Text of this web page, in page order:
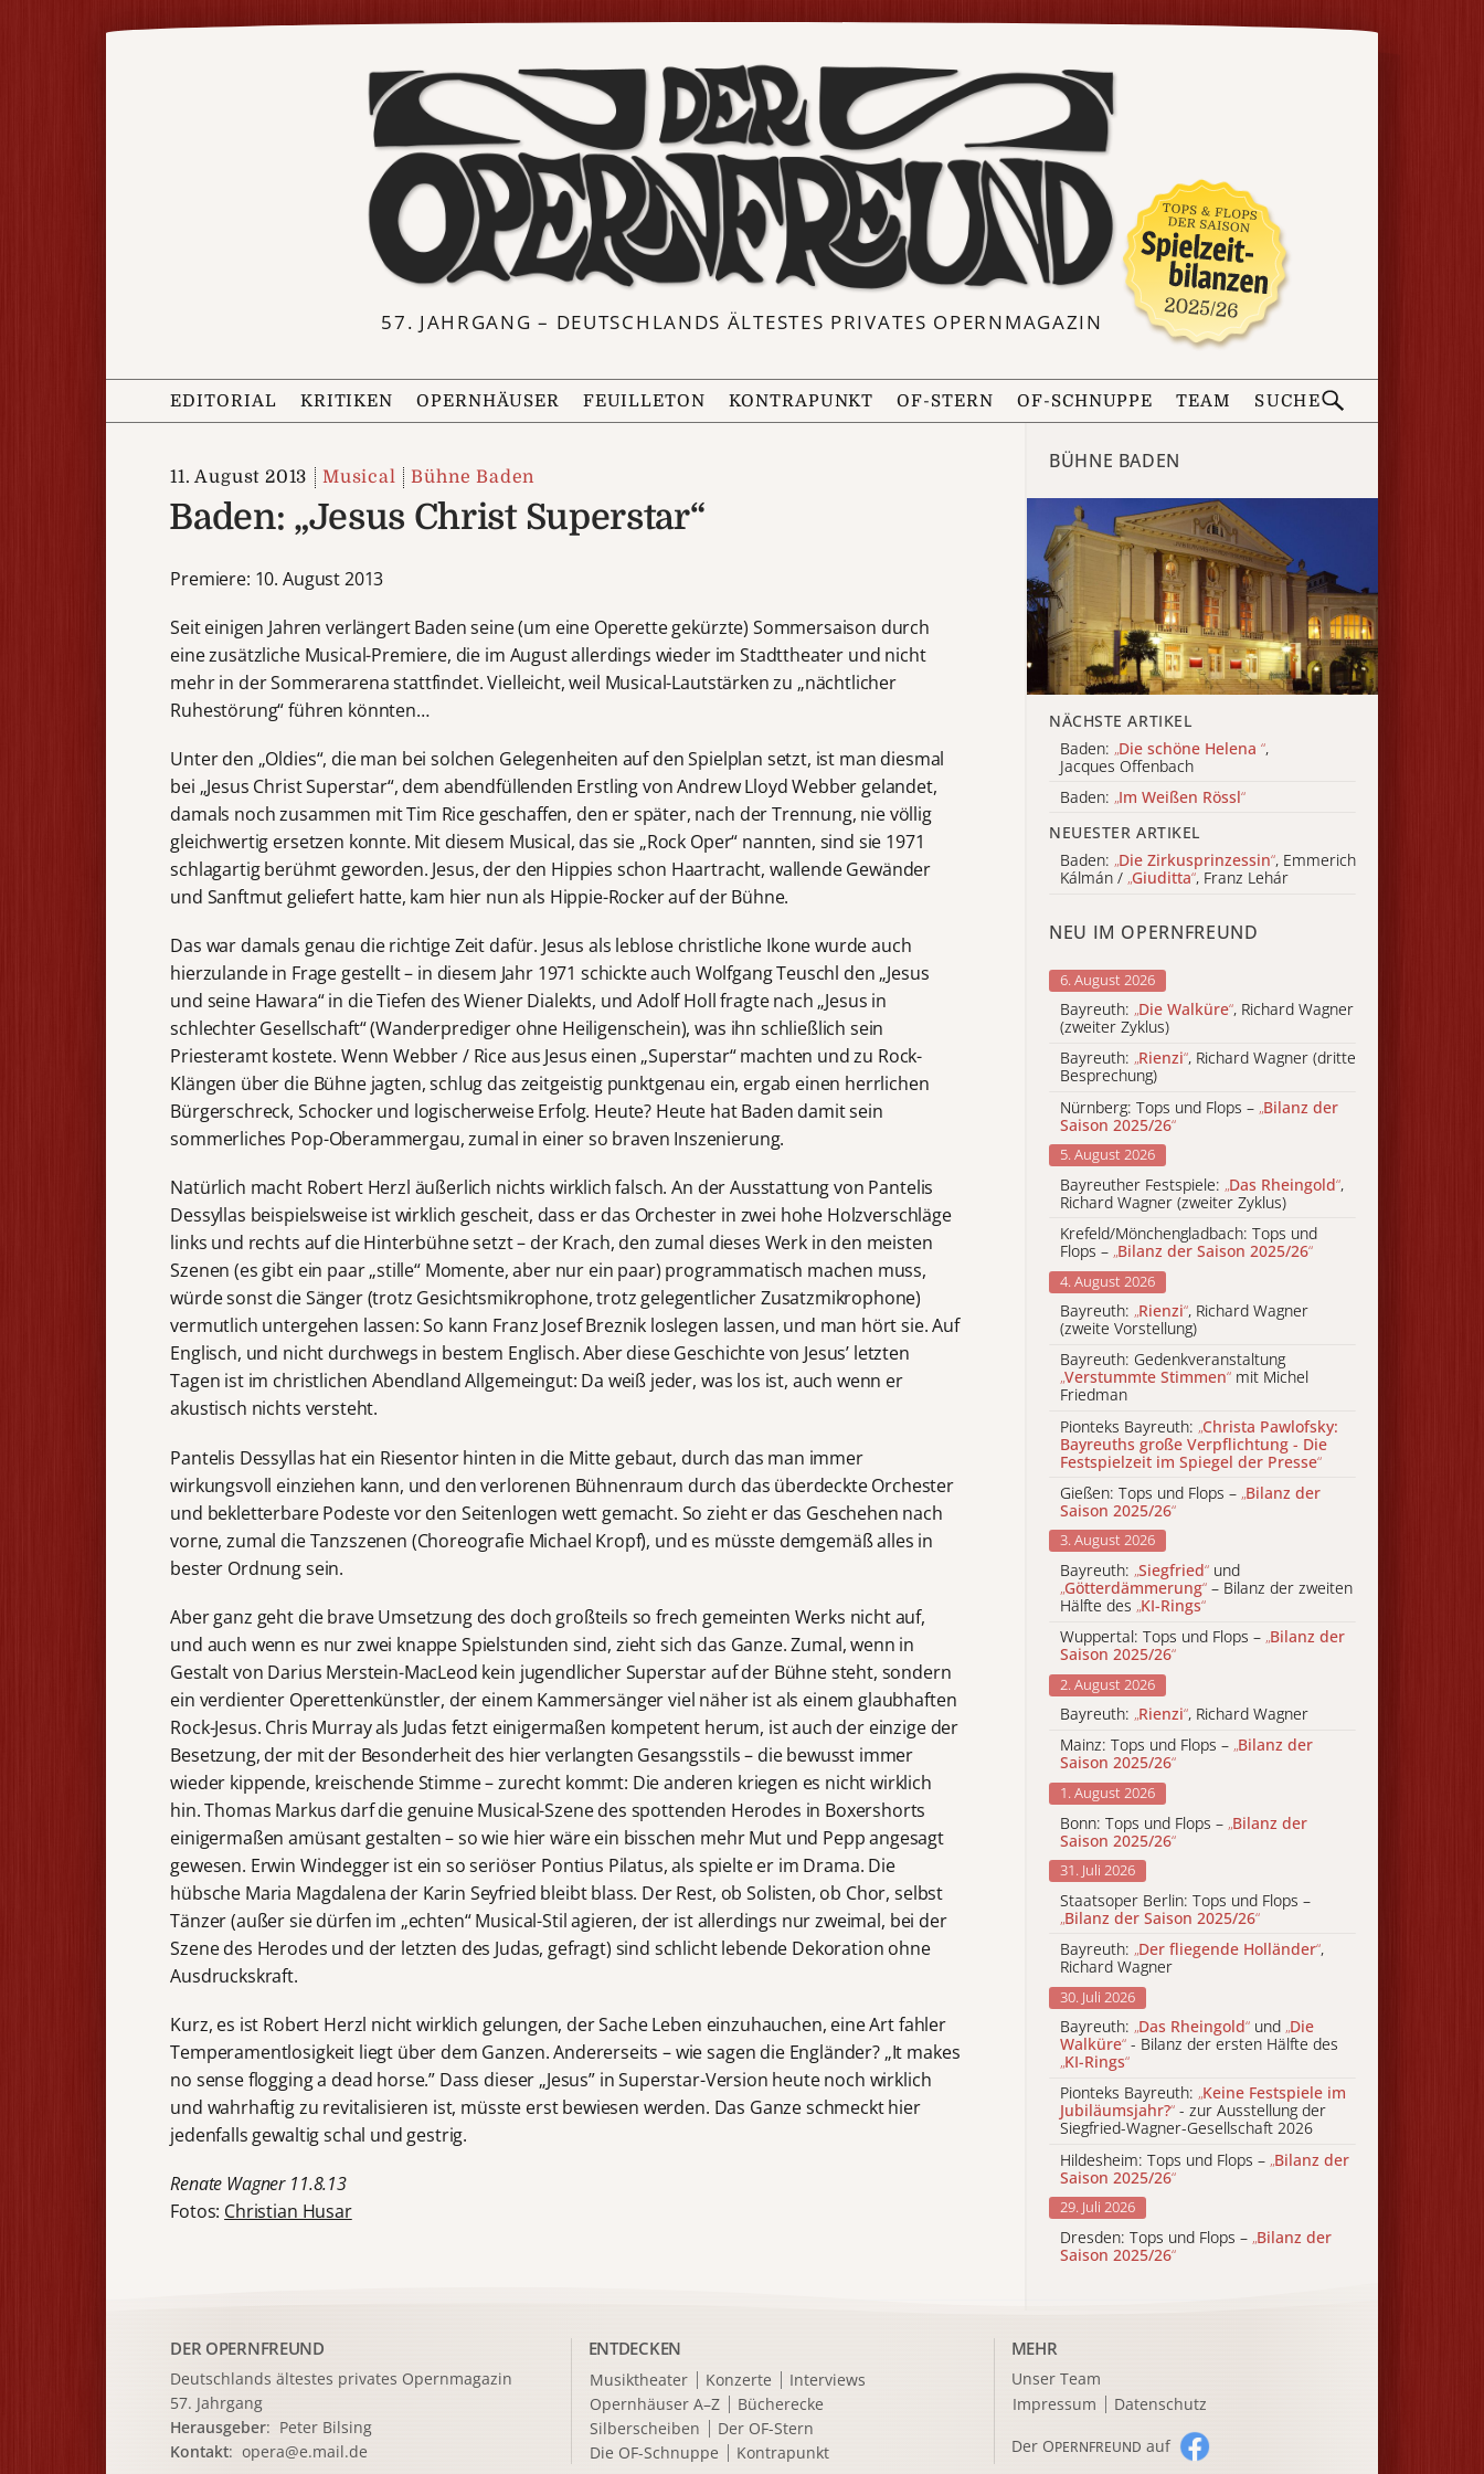
57. JAHRGANG – DEUTSCHLANDS ÄLTESTES PRIVATES OPERNMAGAZIN
EDITORIAL KRITIKEN OPERNHÄUSER FEUILLETON KONTRAPUNKT OF-STERN OF-SCHNUPPE TEAM SUCHE
11. August 2013 Musical Bühne Baden
Baden: „Jesus Christ Superstar“
Premiere: 10. August 2013
Seit einigen Jahren verlängert Baden seine (um eine Operette gekürzte) Sommersaison durch
eine zusätzliche Musical-Premiere, die im August allerdings wieder im Stadttheater und nicht
mehr in der Sommerarena stattfindet. Vielleicht, weil Musical-Lautstärken zu „nächtlicher
Ruhestörung“ führen könnten…
Unter den „Oldies“, die man bei solchen Gelegenheiten auf den Spielplan setzt, ist man diesmal
bei „Jesus Christ Superstar“, dem abendfüllenden Erstling von Andrew Lloyd Webber gelandet,
damals noch zusammen mit Tim Rice geschaffen, den er später, nach der Trennung, nie völlig
gleichwertig ersetzen konnte. Mit diesem Musical, das sie „Rock Oper“ nannten, sind sie 1971
schlagartig berühmt geworden. Jesus, der den Hippies schon Haartracht, wallende Gewänder
und Sanftmut geliefert hatte, kam hier nun als Hippie-Rocker auf der Bühne.
Das war damals genau die richtige Zeit dafür. Jesus als leblose christliche Ikone wurde auch
hierzulande in Frage gestellt – in diesem Jahr 1971 schickte auch Wolfgang Teuschl den „Jesus
und seine Hawara“ in die Tiefen des Wiener Dialekts, und Adolf Holl fragte nach „Jesus in
schlechter Gesellschaft“ (Wanderprediger ohne Heiligenschein), was ihn schließlich sein
Priesteramt kostete. Wenn Webber / Rice aus Jesus einen „Superstar“ machten und zu Rock-
Klängen über die Bühne jagten, schlug das zeitgeistig punktgenau ein, ergab einen herrlichen
Bürgerschreck, Schocker und logischerweise Erfolg. Heute? Heute hat Baden damit sein
sommerliches Pop-Oberammergau, zumal in einer so braven Inszenierung.
Natürlich macht Robert Herzl äußerlich nichts wirklich falsch. An der Ausstattung von Pantelis
Dessyllas beispielsweise ist wirklich gescheit, dass er das Orchester in zwei hohe Holzverschläge
links und rechts auf die Hinterbühne setzt – der Krach, den zumal dieses Werk in den meisten
Szenen (es gibt ein paar „stille“ Momente, aber nur ein paar) programmatisch machen muss,
würde sonst die Sänger (trotz Gesichtsmikrophone, trotz gelegentlicher Zusatzmikrophone)
vermutlich untergehen lassen: So kann Franz Josef Breznik loslegen lassen, und man hört sie. Auf
Englisch, und nicht durchwegs in bestem Englisch. Aber diese Geschichte von Jesus’ letzten
Tagen ist im christlichen Abendland Allgemeingut: Da weiß jeder, was los ist, auch wenn er
akustisch nichts versteht.
Pantelis Dessyllas hat ein Riesentor hinten in die Mitte gebaut, durch das man immer
wirkungsvoll einziehen kann, und den verlorenen Bühnenraum durch das überdeckte Orchester
und bekletterbare Podeste vor den Seitenlogen wett gemacht. So zieht er das Geschehen nach
vorne, zumal die Tanzszenen (Choreografie Michael Kropf), und es müsste demgemäß alles in
bester Ordnung sein.
Aber ganz geht die brave Umsetzung des doch großteils so frech gemeinten Werks nicht auf,
und auch wenn es nur zwei knappe Spielstunden sind, zieht sich das Ganze. Zumal, wenn in
Gestalt von Darius Merstein-MacLeod kein jugendlicher Superstar auf der Bühne steht, sondern
ein verdienter Operettenkünstler, der einem Kammersänger viel näher ist als einem glaubhaften
Rock-Jesus. Chris Murray als Judas fetzt einigermaßen kompetent herum, ist auch der einzige der
Besetzung, der mit der Besonderheit des hier verlangten Gesangsstils – die bewusst immer
wieder kippende, kreischende Stimme – zurecht kommt: Die anderen kriegen es nicht wirklich
hin. Thomas Markus darf die genuine Musical-Szene des spottenden Herodes in Boxershorts
einigermaßen amüsant gestalten – so wie hier wäre ein bisschen mehr Mut und Pepp angesagt
gewesen. Erwin Windegger ist ein so seriöser Pontius Pilatus, als spielte er im Drama. Die
hübsche Maria Magdalena der Karin Seyfried bleibt blass. Der Rest, ob Solisten, ob Chor, selbst
Tänzer (außer sie dürfen im „echten“ Musical-Stil agieren, der ist allerdings nur zweimal, bei der
Szene des Herodes und der letzten des Judas, gefragt) sind schlicht lebende Dekoration ohne
Ausdruckskraft.
Kurz, es ist Robert Herzl nicht wirklich gelungen, der Sache Leben einzuhauchen, eine Art fahler
Temperamentlosigkeit liegt über dem Ganzen. Andererseits – wie sagen die Engländer? „It makes
no sense flogging a dead horse.” Dass dieser „Jesus” in Superstar-Version heute noch wirklich
und wahrhaftig zu revitalisieren ist, müsste erst bewiesen werden. Das Ganze schmeckt hier
jedenfalls gewaltig schal und gestrig.
Renate Wagner 11.8.13
Fotos: Christian Husar
BÜHNE BADEN
NÄCHSTE ARTIKEL
Baden: „Die schöne Helena “,
Jacques Offenbach
Baden: „Im Weißen Rössl“
NEUESTER ARTIKEL
Baden: „Die Zirkusprinzessin“, Emmerich
Kálmán / „Giuditta“, Franz Lehár
NEU IM OPERNFREUND
6. August 2026
Bayreuth: „Die Walküre“, Richard Wagner
(zweiter Zyklus)
Bayreuth: „Rienzi“, Richard Wagner (dritte
Besprechung)
Nürnberg: Tops und Flops – „Bilanz der
Saison 2025/26“
5. August 2026
Bayreuther Festspiele: „Das Rheingold“,
Richard Wagner (zweiter Zyklus)
Krefeld/Mönchengladbach: Tops und
Flops – „Bilanz der Saison 2025/26“
4. August 2026
Bayreuth: „Rienzi“, Richard Wagner
(zweite Vorstellung)
Bayreuth: Gedenkveranstaltung
„Verstummte Stimmen“ mit Michel
Friedman
Pionteks Bayreuth: „Christa Pawlofsky:
Bayreuths große Verpflichtung - Die
Festspielzeit im Spiegel der Presse“
Gießen: Tops und Flops – „Bilanz der
Saison 2025/26“
3. August 2026
Bayreuth: „Siegfried“ und
„Götterdämmerung“ – Bilanz der zweiten
Hälfte des „KI-Rings“
Wuppertal: Tops und Flops – „Bilanz der
Saison 2025/26“
2. August 2026
Bayreuth: „Rienzi“, Richard Wagner
Mainz: Tops und Flops – „Bilanz der
Saison 2025/26“
1. August 2026
Bonn: Tops und Flops – „Bilanz der
Saison 2025/26“
31. Juli 2026
Staatsoper Berlin: Tops und Flops –
„Bilanz der Saison 2025/26“
Bayreuth: „Der fliegende Holländer“,
Richard Wagner
30. Juli 2026
Bayreuth: „Das Rheingold“ und „Die
Walküre“ - Bilanz der ersten Hälfte des
„KI-Rings“
Pionteks Bayreuth: „Keine Festspiele im
Jubiläumsjahr?“ - zur Ausstellung der
Siegfried-Wagner-Gesellschaft 2026
Hildesheim: Tops und Flops – „Bilanz der
Saison 2025/26“
29. Juli 2026
Dresden: Tops und Flops – „Bilanz der
Saison 2025/26“
DER OPERNFREUND
Deutschlands ältestes privates Opernmagazin
57. Jahrgang
Herausgeber: Peter Bilsing
Kontakt:opera@e.mail.de
ENTDECKEN
Musiktheater Konzerte
Interviews
Opernhäuser A–Z
Bücherecke
Silberscheiben
Der OF-Stern
Die OF-Schnuppe
Kontrapunkt
MEHR
Unser Team
Impressum
Datenschutz
Der OPERNFREUND auf